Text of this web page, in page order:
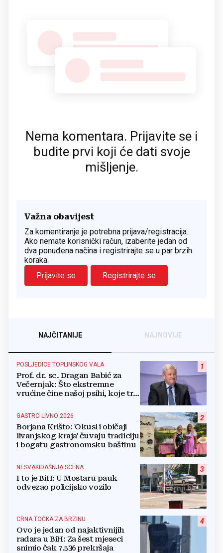
Nema komentara. Prijavite se i
budite prvi koji će dati svoje
mišljenje.
Važna obavijest
Za komentiranje je potrebna prijava/registracija.
Ako nemate korisnički račun, izaberite jedan od
dva ponuđena načina i registrirajte se u par brzih
koraka.
Prijavite se
Registrirajte se
NAJČITANIJE NAJNOVIJE
1
POSLJEDICE TOPLINSKOG VALA
Prof. dr. sc. Dragan Babić za
Večernjak: Što ekstremne
vrućine čine našoj psihi, koje tri
boriti...
2
GASTRO LIVNO 2026
Borjana Krišto: 'Okusi i običaji
livanjskog kraja' čuvaju tradiciju
i bogatu gastronomsku baštinu
3
NESVAKIDAŠNJA SCENA
I to je BiH: U Mostaru pauk
odvezao policijsko vozilo
4
CRNA TOČKA ZA BRZINU
Ovo je jedan od najaktivnijih
radara u BiH: Za šest mjeseci
snimio čak 7.536 prekršaja